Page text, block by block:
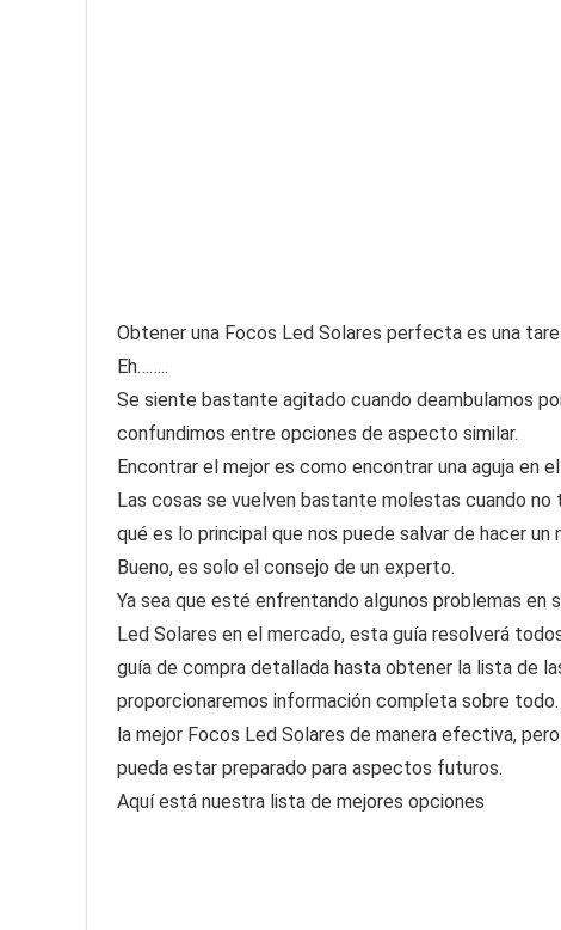
Obtener una Focos Led Solares perfecta es una
Eh……..
Se siente bastante agitado cuando deambulamos
confundimos entre opciones de aspecto similar.
Encontrar el mejor es como encontrar una aguja en
Las cosas se vuelven bastante molestas cuando
qué es lo principal que nos puede salvar de hacer un
Bueno, es solo el consejo de un experto.
Ya sea que esté enfrentando algunos problemas
Led Solares en el mercado, esta guía resolverá
guía de compra detallada hasta obtener la lista de
proporcionaremos información completa sobre
la mejor Focos Led Solares de manera efectiva,
pueda estar preparado para aspectos futuros.
Aquí está nuestra lista de mejores opciones